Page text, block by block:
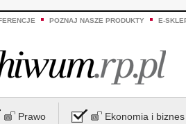
POZNAJ NASZE PRODUKTY E-
Prawo Ekonomia i biznes